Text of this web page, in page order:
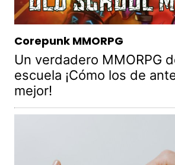
Corepunk MMORPG
Un verdadero MMORPG
escuela ¡Cómo los de
mejor!